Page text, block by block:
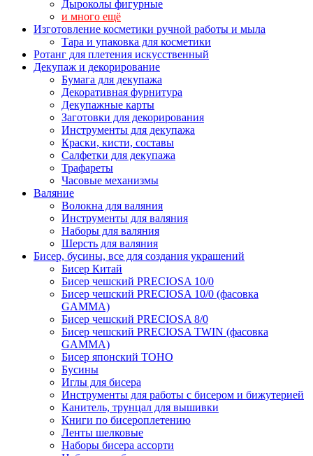
Дыроколы фигурные
и много ещё
Изготовление косметики ручной работы и мыла
Тара и упаковка для косметики
Ротанг для плетения искусственный
Декупаж и декорирование
Бумага для декупажа
Декоративная фурнитура
Декупажные карты
Заготовки для декорирования
Инструменты для декупажа
Краски, кисти, составы
Салфетки для декупажа
Трафареты
Часовые механизмы
Валяние
Волокна для валяния
Инструменты для валяния
Наборы для валяния
Шерсть для валяния
Бисер, бусины, все для создания украшений
Бисер Китай
Бисер чешский PRECIOSA 10/0
Бисер чешский PRECIOSA 10/0 (фасовка
GAMMA)
Бисер чешский PRECIOSA 8/0
Бисер чешский PRECIOSA TWIN (фасовка
GAMMA)
Бисер японский TOHO
Бусины
Иглы для бисера
Инструменты для работы с бисером и бижутерией
Канитель, трунцал для вышивки
Книги по бисероплетению
Ленты шелковые
Наборы бисера ассорти